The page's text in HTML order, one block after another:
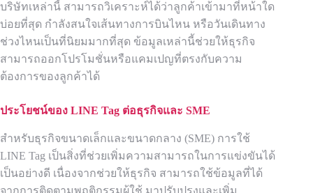
บริษัทเหล่านี้ สามารถวิเคราะห์ได้ว่าลูกค้าเข้ามาที่หน้าใด
บ่อยที่สุด กำลังสนใจเส้นทางการบินไหน หรือวันเดินทาง
ช่วงไหนเป็นที่นิยมมากที่สุด ข้อมูลเหล่านี้ช่วยให้ธุรกิจ
สามารถออกโปรโมชั่นหรือแคมเปญที่ตรงกับความ
ต้องการของลูกค้าได้
ประโยชน์ของ LINE Tag ต่อธุรกิจและ SME
สำหรับธุรกิจขนาดเล็กและขนาดกลาง (SME) การใช้
LINE Tag เป็นสิ่งที่ช่วยเพิ่มความสามารถในการแข่งขันได้
เป็นอย่างดี เนื่องจากช่วยให้ธุรกิจ สามารถใช้ข้อมูลที่ได้
จากการติดตามพฤติกรรมผู้ใช้ มาปรับปรุงและเพิ่ม